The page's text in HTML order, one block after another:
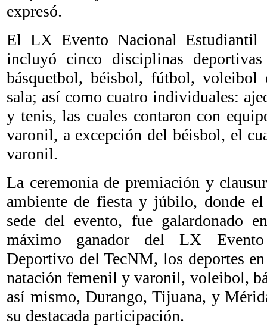
expresó.
El LX Evento Nacional Estudiantil
incluyó cinco disciplinas
básquetbol, béisbol, fútbol,
sala; así como cuatro individuales:
y tenis, las cuales contaron con
varonil, a excepción del béisbol, el
varonil.
La ceremonia de premiación y
ambiente de fiesta y júbilo, donde
sede del evento, fue galardonado
máximo ganador del LX
Deportivo del TecNM, los deportes
natación femenil y varonil, voleibol,
así mismo, Durango, Tijuana, y
su destacada participación.